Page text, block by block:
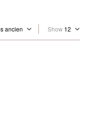
Show